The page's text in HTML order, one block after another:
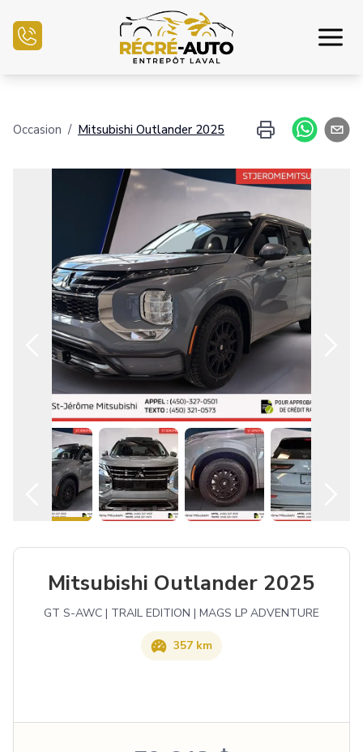
Demande de crédit
Vendre mon auto
Centre mécanique
Nous joindre
Français
Occasion / Mitsubishi Outlander 2025
Mitsubishi Outlander 2025
GT S-AWC | TRAIL EDITION | MAGS LP ADVENTURE
357 km